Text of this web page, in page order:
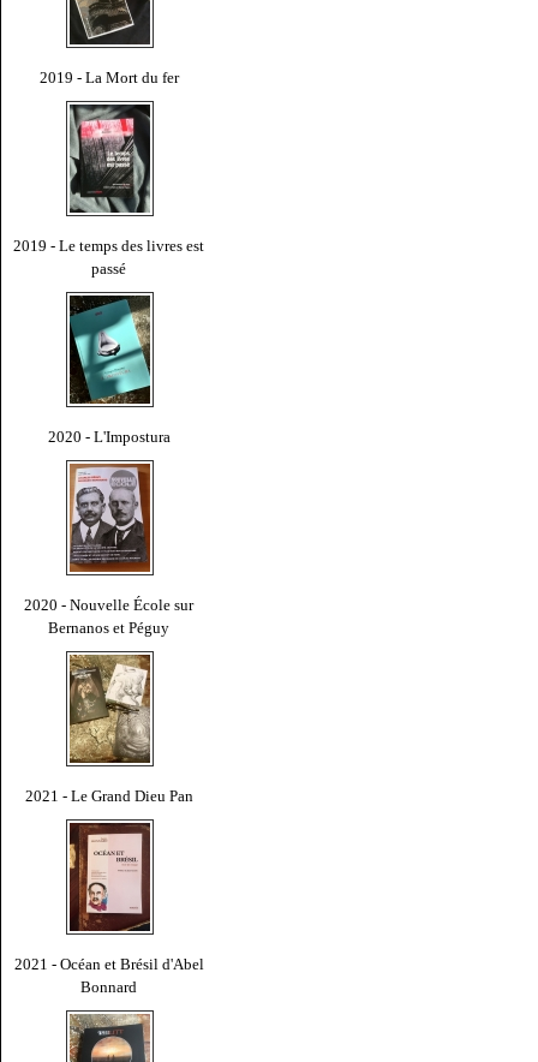
2019 - La Mort du fer
2019 - Le temps des livres est
passé
2020 - L'Impostura
2020 - Nouvelle École sur
Bernanos et Péguy
2021 - Le Grand Dieu Pan
2021 - Océan et Brésil d'Abel
Bonnard